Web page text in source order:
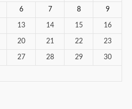
6 7 8 9
13 14 15 16
20 21 22 23
27 28 29 30